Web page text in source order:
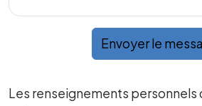
Envoyer le
Les renseignements personnels